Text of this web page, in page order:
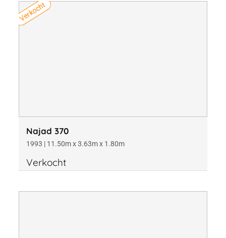
Verkocht
Najad 370
1993 | 11.50m x 3.63m x 1.80m
Verkocht